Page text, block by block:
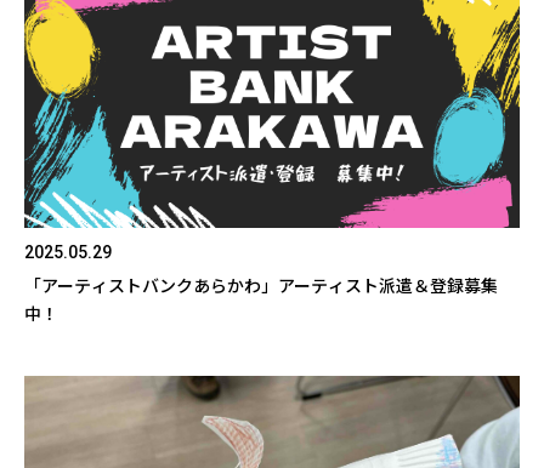
2025.05.29
「アーティストバンクあらかわ」アーティスト派遣＆登録募集
中！